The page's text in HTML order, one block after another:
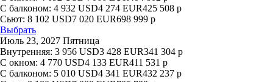
С балконом: 4 932 USD4 274 EUR425 508 р
Сьют: 8 102 USD7 020 EUR698 999 р
Выбрать
Июль 23, 2027 Пятница
Внутренняя: 3 956 USD3 428 EUR341 304 р
С окном: 4 770 USD4 133 EUR411 531 р
С балконом: 5 010 USD4 341 EUR432 237 р